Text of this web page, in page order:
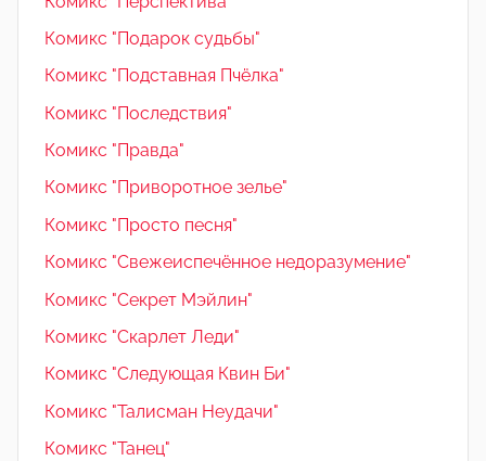
Комикс "Подарок судьбы"
Комикс "Подставная Пчёлка"
Комикс "Последствия"
Комикс "Правда"
Комикс "Приворотное зелье"
Комикс "Просто песня"
Комикс "Свежеиспечённое недоразумение"
Комикс "Секрет Мэйлин"
Комикс "Скарлет Леди"
Комикс "Следующая Квин Би"
Комикс "Талисман Неудачи"
Комикс "Танец"